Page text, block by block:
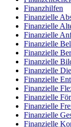
Finanzhilfen
Finanzielle
Finanzielle
Finanzielle
Finanzielle
Finanzielle
Finanzielle
Finanzielle
Finanzielle
Finanzielle
Finanzielle
Finanzielle
Finanzielle
Finanzielle